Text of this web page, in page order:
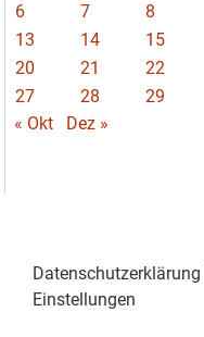
6
7 8
13
14 15
20
21 22
27
28 29
« Okt
Dez »
Datenschutzerklärung
Einstellungen